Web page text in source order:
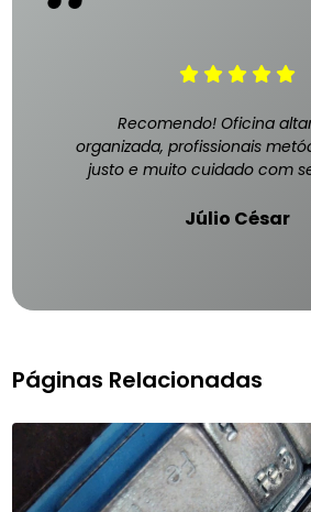
Recomendo! Oficina
organizada, profissionais
justo e muito cuidado com
Júlio César
Páginas Relacionadas